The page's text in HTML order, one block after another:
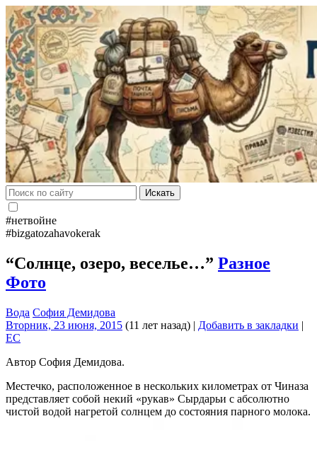
Искать
#нетвойне
#bizgatozahavokerak
“Солнце, озеро, веселье…” Разное
Фото
Вода София Демидова
Вторник, 23 июня, 2015 (11 лет назад) | Добавить в закладки |
EC
Автор София Демидова.
Местечко, расположенное в нескольких километрах от Чиназа
представляет собой некий «рукав» Сырдарьи с абсолютно
чистой водой нагретой солнцем до состояния парного молока.